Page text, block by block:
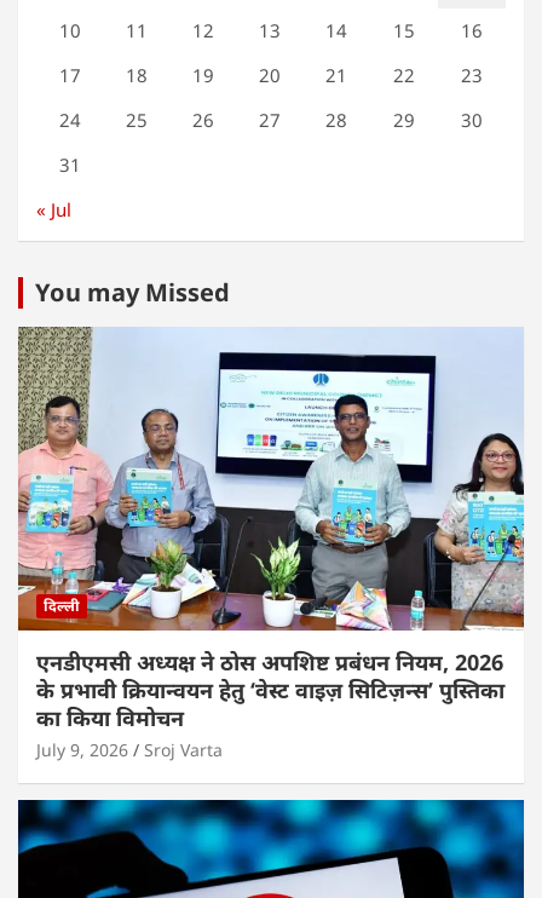
10 11 12 13 14 15
16
17
18 19 20 21 22
23
24
25 26 27 28 29
30
31
« Jul
You may Missed
दिल्ली
एनडीएमसी अध्यक्ष ने ठोस अपशिष्ट प्रबंधन नियम, 2026
के प्रभावी क्रियान्वयन हेतु ‘वेस्ट वाइज़ सिटिज़न्स’ पुस्तिका
का किया विमोचन
July 9, 2026 Sroj Varta